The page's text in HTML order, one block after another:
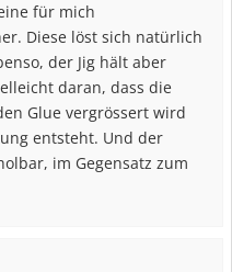
für mich
Diese löst sich natürlich
der Jig hält aber
daran, dass die
Glue vergrössert wird
entsteht. Und der
im Gegensatz zum